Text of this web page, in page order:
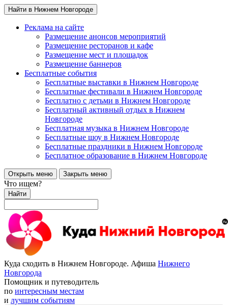
Найти в Нижнем Новгороде
Реклама на сайте
Размещение анонсов мероприятий
Размещение ресторанов и кафе
Размещение мест и площадок
Размещение баннеров
Бесплатные события
Бесплатные выставки в Нижнем Новгороде
Бесплатные фестивали в Нижнем Новгороде
Бесплатно с детьми в Нижнем Новгороде
Бесплатный активный отдых в Нижнем
Новгороде
Бесплатная музыка в Нижнем Новгороде
Бесплатные шоу в Нижнем Новгороде
Бесплатные праздники в Нижнем Новгороде
Бесплатное образование в Нижнем Новгороде
Открыть меню Закрыть меню
Что ищем?
Найти
Куда сходить в Нижнем Новгороде. Афиша Нижнего
Новгорода
Помощник и путеводитель
по интересным местам
и лучшим событиям